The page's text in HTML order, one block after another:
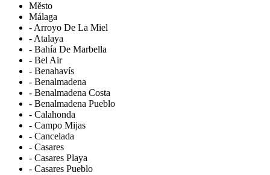
Město
Málaga
- Arroyo De La Miel
- Atalaya
- Bahía De Marbella
- Bel Air
- Benahavís
- Benalmadena
- Benalmadena Costa
- Benalmadena Pueblo
- Calahonda
- Campo Mijas
- Cancelada
- Casares
- Casares Playa
- Casares Pueblo